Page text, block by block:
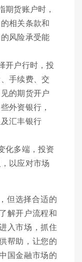
期货账户时，
相关条款和
风险承受能
开户行时，投
手续费、交
的期货开户
外资银行，
汇丰银行
化多端，投资
以应对市场
但选择合适的
解开户流程和
入市场，抓住
帮助，让您的
国金融市场的